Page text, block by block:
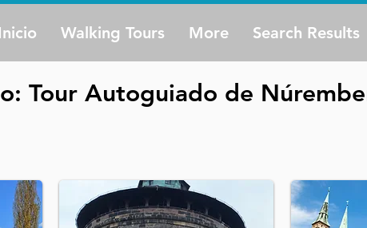
Walking Tours More Search Results
Tour Autoguiado de